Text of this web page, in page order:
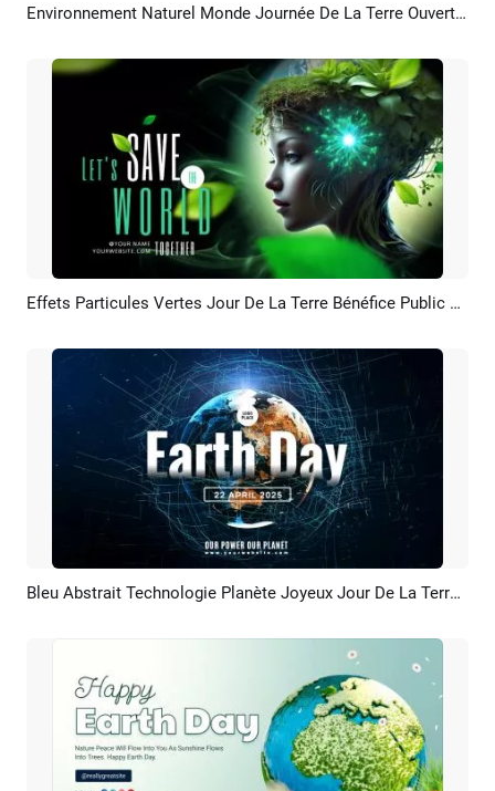
Aperçu Personnaliser Environnement Naturel Monde Journée De La Terre Ouverture Intro
Aperçu Créer IA Effets Particules Vertes Jour De La Terre Bénéfice Public Naturel Intro
Aperçu Personnaliser Bleu Abstrait Technologie Planète Joyeux Jour De La Terre Intro